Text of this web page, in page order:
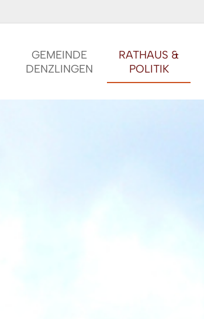
GEMEINDE
DENZLINGEN
RATHAUS &
POLITIK